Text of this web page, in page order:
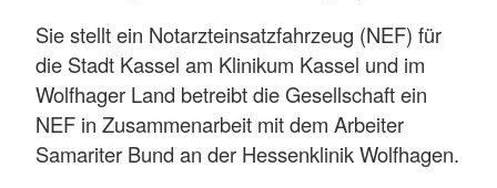
Sie stellt ein Notarzteinsatzfahrzeug (NEF) für
die Stadt Kassel am Klinikum Kassel und im
Wolfhager Land betreibt die Gesellschaft ein
NEF in Zusammenarbeit mit dem Arbeiter
Samariter Bund an der Hessenklinik Wolfhagen.